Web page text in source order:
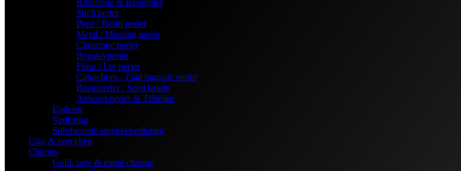
Rhinstene & Rondeller
Shell perler
Plast / Resin perler
Metal / Messing perler
Cloisonne perler
Bogstavperler
Fimo / Ler perler
Cabochons / Flad bagside perler
Rocaiperler / Seed beads
Anboret perler & Tilbehør
Enderør
Vedhæng
Sølvfarvede smykkevedhæng
Glas & porcelæn
Charms
Guld, sølv & metal charms